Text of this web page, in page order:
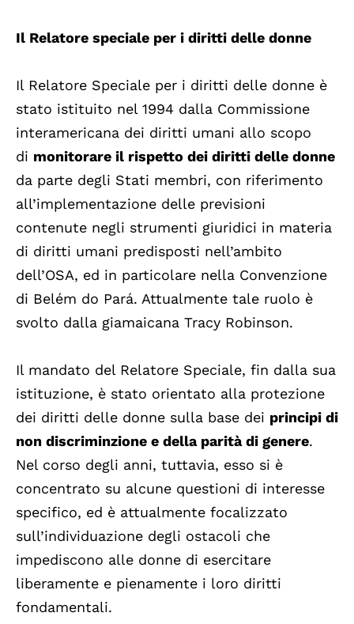
Il Relatore speciale per i diritti delle donne
Il Relatore Speciale per i diritti delle donne è
stato istituito nel 1994 dalla Commissione
interamericana dei diritti umani allo scopo
di monitorare il rispetto dei diritti delle donne
da parte degli Stati membri, con riferimento
all’implementazione delle previsioni
contenute negli strumenti giuridici in materia
di diritti umani predisposti nell’ambito
dell’OSA, ed in particolare nella Convenzione
di Belém do Pará. Attualmente tale ruolo è
svolto dalla giamaicana Tracy Robinson.
Il mandato del Relatore Speciale, fin dalla sua
istituzione, è stato orientato alla protezione
dei diritti delle donne sulla base dei principi di
non discriminzione e della parità di genere.
Nel corso degli anni, tuttavia, esso si è
concentrato su alcune questioni di interesse
specifico, ed è attualmente focalizzato
sull’individuazione degli ostacoli che
impediscono alle donne di esercitare
liberamente e pienamente i loro diritti
fondamentali.